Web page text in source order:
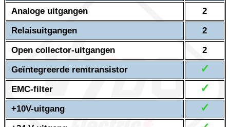
Analoge uitgangen
2
Relaisuitgangen
2
Open collector-uitgangen
2
Geïntegreerde remtransistor
✓
EMC-filter ✓
+10V-uitgang ✓